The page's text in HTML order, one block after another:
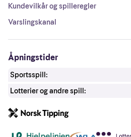
Kundevilkår og spilleregler
Varslingskanal
Åpningstider
Sportsspill:
Lotterier og andre spill: